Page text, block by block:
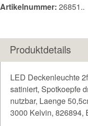
Artikelnummer: 26851..
Produktdetails
LED Deckenleuchte
satiniert, Spotkoepfe
nutzbar, Laenge
3000 Kelvin, 826894,